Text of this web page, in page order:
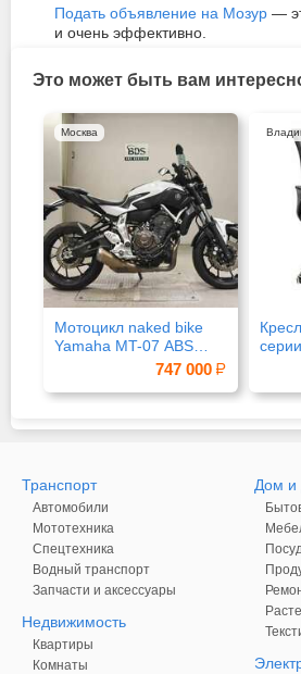
Подать объявление на Мозур —
и очень эффективно.
Это может быть вам
Мотоцикл naked bike
Yamaha MT-07 ABS
рама RM07J нэйкед
747 000
Москва
Транспорт
Автомобили
Мототехника
Спецтехника
Водный транспорт
Запчасти и аксессуары
Недвижимость
Квартиры
Комнаты
Дом и